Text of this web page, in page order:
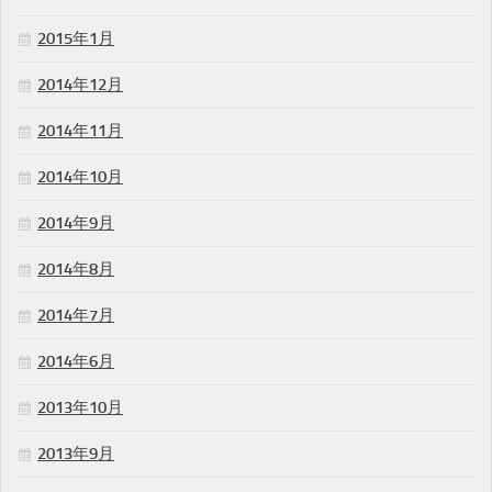
2015年1月
2014年12月
2014年11月
2014年10月
2014年9月
2014年8月
2014年7月
2014年6月
2013年10月
2013年9月